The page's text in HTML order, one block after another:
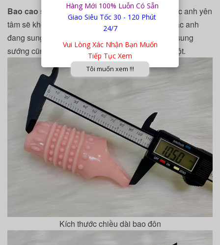
Bao cao su donzencó quai đeo vào bừu nên các anh yên
tâm sẽ không bị tuột trong quá trình yêu cho dù các anh
đang sung mãn hay đang lên tới cao trào của sự sung
sướng cũng không cần phải nhẹ nhàng sợ bao tuột.
Kích thước chiều dài bao đôn
Hàng Mới 100% Luỗn Có Sẵn
Giao Siêu Tốc 30 - 120 Phút
24/7
Vui Lòng Xác Nhận Bạn Muốn
Tiếp Tục Xem
Tôi muốn xem !!!